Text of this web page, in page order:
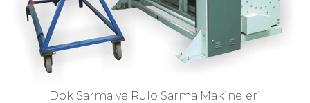
Dok Sarma ve Rulo Sarma Makineleri